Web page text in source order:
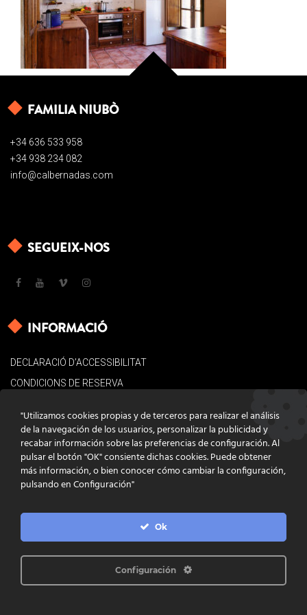
FAMILIA NIUBÒ
+34 636 533 958
+34 938 234 082
info@calbernadas.com
SEGUEIX-NOS
INFORMACIÓ
DECLARACIÓ D’ACCESSIBILITAT
CONDICIONS DE RESERVA
POLÍTICA DE COOKIES
CONTACTE
PROGRAMACIÓ INFOACTIVA'T
"Utilizamos cookies propias y de terceros para realizar el análisis
de la navegación de los usuarios, personalizar la publicidad y
recabar información sobre las preferencias de configuración. Al
pulsar el botón "OK" consiente dichas cookies. Puede obtener
más información, o bien conocer cómo cambiar la configuración,
pulsando en Configuración"
Ok
Configuración